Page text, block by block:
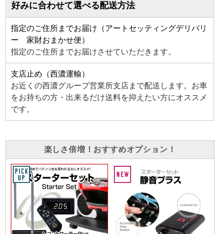
好みに合わせて選べる配送方法
指定のご住所までお届け（アートセッティングデリバリ
ー 家財おまかせ便）
指定のご住所までお届けさせていただきます。
支店止め（西濃運輸）
お近くの西濃グループ営業所支店まで配送します。お車
をお持ちの方・出来るだけ送料を抑えたい方にオススメ
です。
楽しさ倍増！おすすめオプション！